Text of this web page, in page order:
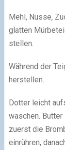
Mehl, Nüsse,
glatten
stellen.
Während der
herstellen.
Dotter leicht
waschen.
zuerst die
einrühren,